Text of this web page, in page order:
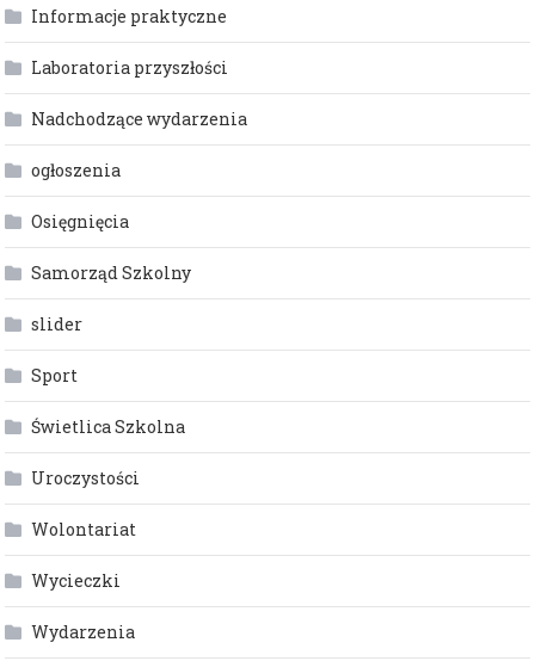
Informacje praktyczne
Laboratoria przyszłości
Nadchodzące wydarzenia
ogłoszenia
Osięgnięcia
Samorząd Szkolny
slider
Sport
Świetlica Szkolna
Uroczystości
Wolontariat
Wycieczki
Wydarzenia